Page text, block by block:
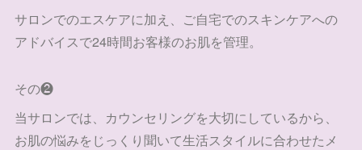
サロンでのエスケアに加え、ご自宅でのスキンケアへの
アドバイスで24時間お客様のお肌を管理。
その❷
当サロンでは、カウンセリングを大切にしているから、
お肌の悩みをじっくり聞いて生活スタイルに合わせたメ